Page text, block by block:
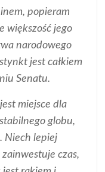
popieram
większość jego
narodowego
jest całkiem
Senatu.
miejsce dla
globu,
Niech lepiej
czas,